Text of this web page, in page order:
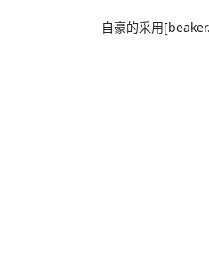
自豪的采用